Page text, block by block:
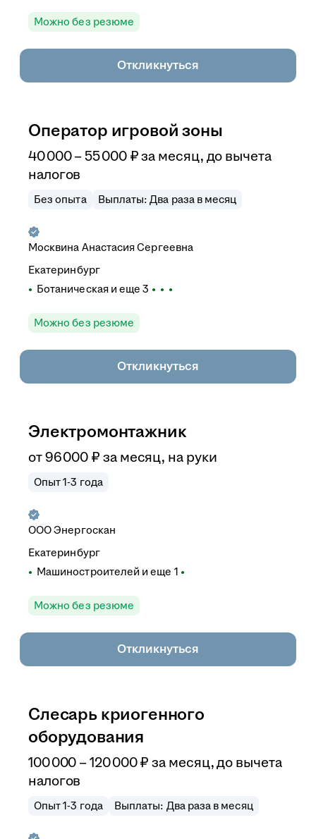
Можно без резюме
Откликнуться
Оператор игровой зоны
40 000–55 000 ₽ за месяц, до вычета
налогов
Без опыта Выплаты: Два раза в месяц
Москвина Анастасия Сергеевна
Екатеринбург
Ботаническая и еще 3
Можно без резюме
Откликнуться
Электромонтажник
от96 000 ₽ за месяц, на руки
Опыт 1-3 года
ОООЭнергоскан
Екатеринбург
Машиностроителей и еще 1
Можно без резюме
Откликнуться
Слесарь криогенного
оборудования
100 000 –120 000₽ за месяц,до вычета
налогов
Опыт 1-3 года Выплаты: Два раза в месяц